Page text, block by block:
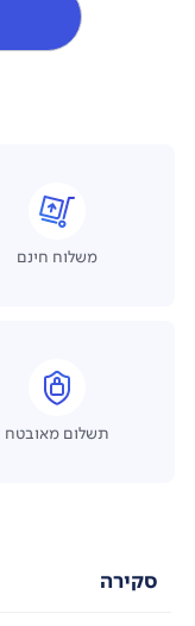
משלוח חינם
תשלום מאובטח
סקירה